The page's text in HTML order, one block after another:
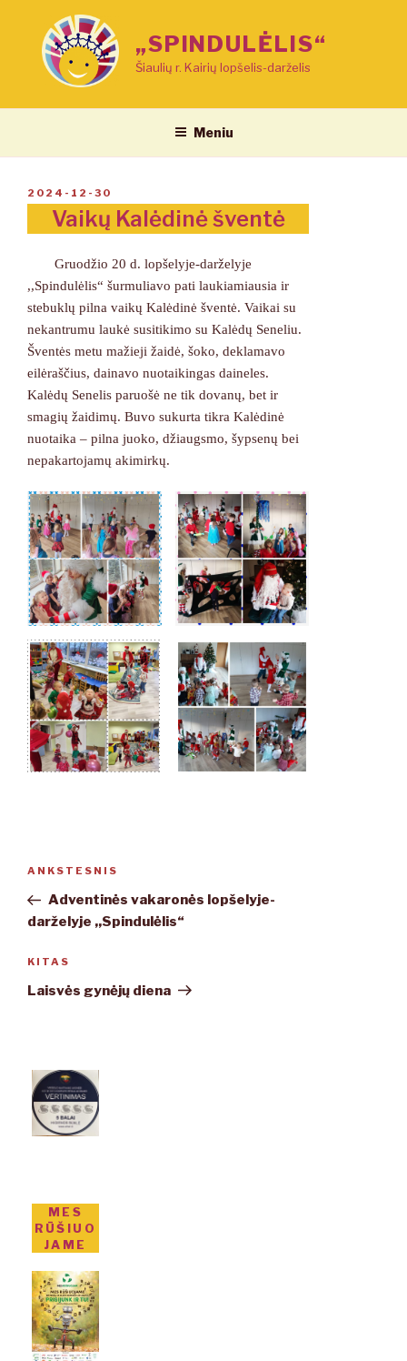
„SPINDULĖLIS“
Šiaulių r. Kairių lopšelis-darželis
Meniu
PASKELBTA
2024-12-30
Vaikų Kalėdinė šventė
Gruodžio 20 d. lopšelyje-darželyje
,,Spindulėlis“ šurmuliavo pati laukiamiausia ir
stebuklų pilna vaikų Kalėdinė šventė. Vaikai su
nekantrumu laukė susitikimo su Kalėdų Seneliu.
Šventės metu mažieji žaidė, šoko, deklamavo
eilėraščius, dainavo nuotaikingas daineles.
Kalėdų Senelis paruošė ne tik dovanų, bet ir
smagių žaidimų. Buvo sukurta tikra Kalėdinė
nuotaika – pilna juoko, džiaugsmo, šypsenų bei
nepakartojamų akimirkų.
Navigacija
įrašų
Ankstesnis
įrašas
ANKSTESNIS
Adventinės vakaronės lopšelyje-
darželyje ,,Spindulėlis“
Kitas
įrašas
KITAS
Laisvės gynėjų diena
MES
RŪŠIUO
JAME